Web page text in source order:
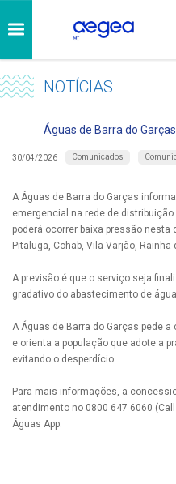
NOTÍCIAS
Águas de Barra do
30/04/2026 Comunicados
A Águas de Barra do Garças
emergencial na rede de
poderá ocorrer baixa pressão nesta
Pitaluga, Cohab, Vila Varjão,
A previsão é que o serviço seja
gradativo do abastecimento de
A Águas de Barra do Garças pede
e orienta a população que adote a
evitando o desperdício.
Para mais informações, a
atendimento no 0800 647 6060
Águas App.